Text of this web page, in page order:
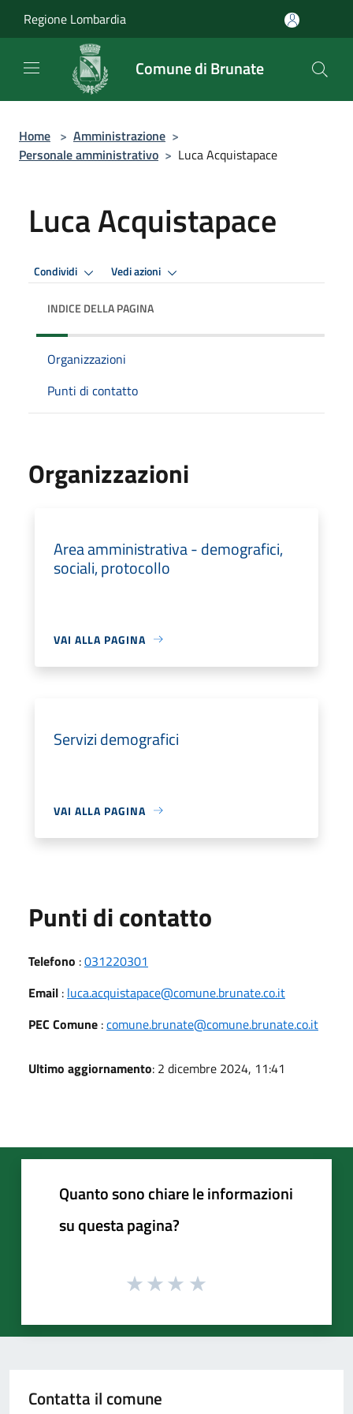
Regione Lombardia
Comune di Brunate
Home > Amministrazione >
Personale amministrativo > Luca Acquistapace
Luca Acquistapace
Condividi Vedi azioni
INDICE DELLA PAGINA
Organizzazioni
Punti di contatto
Organizzazioni
Area amministrativa - demografici,
sociali, protocollo
VAI ALLA PAGINA
Servizi demografici
VAI ALLA PAGINA
Punti di contatto
Telefono :031220301
Email : luca.acquistapace@comune.brunate.co.it
PEC Comune :comune.brunate@comune.brunate.co.it
Ultimo aggiornamento: 2 dicembre 2024, 11:41
Quanto sono chiare le informazioni
su questa pagina?
Contatta il comune